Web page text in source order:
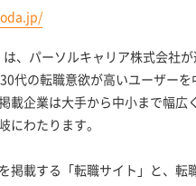
は、パーソルキャリア株式会社
代の転職意欲が高いユーザー
載企業は大手から中小まで幅広
にわたります。
掲載する「転職サイト」と、転